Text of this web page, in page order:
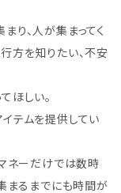
り、人が集まってく
方を知りたい、不安
ほしい。
テムを提供してい
ネーだけでは数時
まるまでにも時間が